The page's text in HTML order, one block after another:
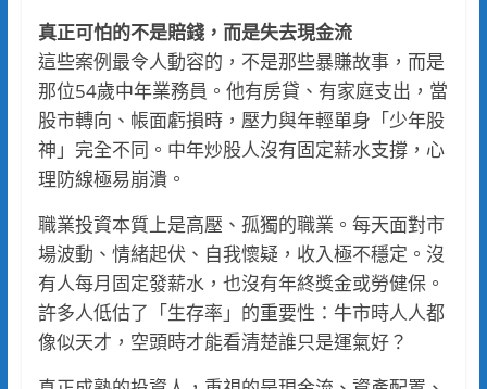
真正可怕的不是賠錢，而是失去現金流
這些案例最令人動容的，不是那些暴賺故事，而是
那位54歲中年業務員。他有房貸、有家庭支出，當
股市轉向、帳面虧損時，壓力與年輕單身「少年股
神」完全不同。中年炒股人沒有固定薪水支撐，心
理防線極易崩潰。
職業投資本質上是高壓、孤獨的職業。每天面對市
場波動、情緒起伏、自我懷疑，收入極不穩定。沒
有人每月固定發薪水，也沒有年終獎金或勞健保。
許多人低估了「生存率」的重要性：牛市時人人都
像似天才，空頭時才能看清楚誰只是運氣好？